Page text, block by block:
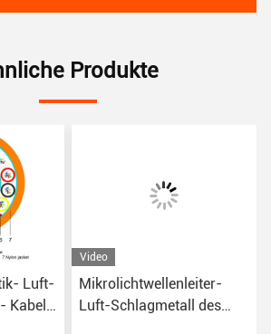
Produkte
Luft-
Kabel
Video
Mikrolichtwellenleiter-
Luft-Schlagmetall des